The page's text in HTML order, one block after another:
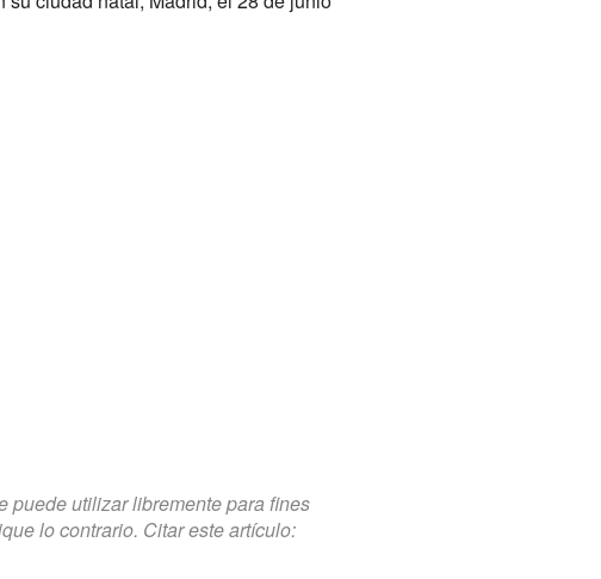
utilizar libremente para fines
lo contrario. Citar este artículo: